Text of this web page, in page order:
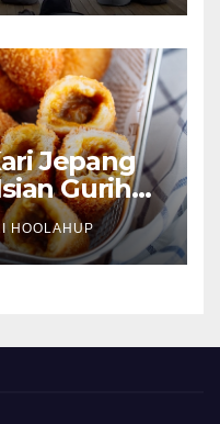
Jepang
Gurih
HOOLAHUP